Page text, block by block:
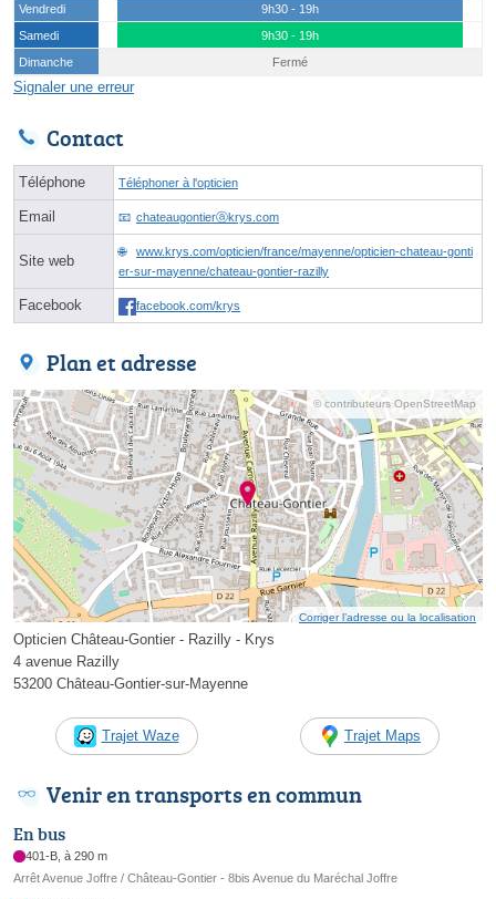
Vendredi
9h30 - 19h
Samedi
9h30 - 19h
Dimanche
Fermé
Signaler une erreur
Contact
Téléphone Téléphoner à l'opticien
Email chateaugontierⓐkrys.com
Site web
www.krys.com/opticien/france/mayenne/opticien-chateau-gonti
er-sur-mayenne/chateau-gontier-razilly
Facebook facebook.com/krys
Plan et adresse
© contributeurs OpenStreetMap
Corriger l’adresse ou la localisation
Opticien Château-Gontier - Razilly - Krys
4 avenue Razilly
53200 Château-Gontier-sur-Mayenne
Trajet Waze Trajet Maps
Venir en transports en commun
En bus
401-B, à 290 m
Arrêt Avenue Joffre / Château-Gontier - 8bis Avenue du Maréchal Joffre